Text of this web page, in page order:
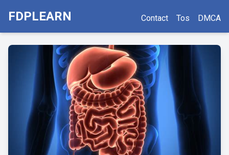
FDPLEARN Contact Tos DMCA